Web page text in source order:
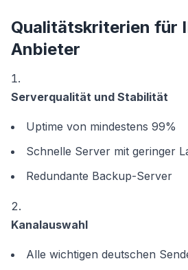
Qualitätskriterien für
Anbieter
Serverqualität und Stabilität
Uptime von mindestens 99%
Schnelle Server mit geringer
Redundante Backup-Server
Kanalauswahl
Alle wichtigen deutschen